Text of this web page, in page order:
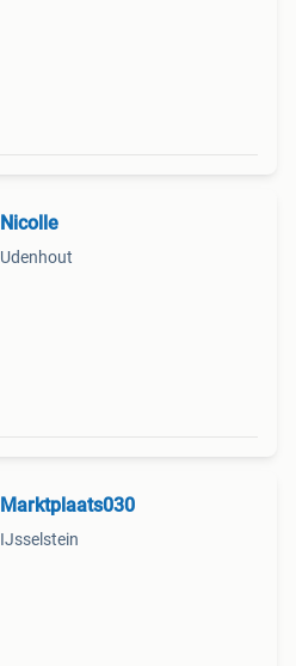
Nicolle
Udenhout
Marktplaats030
IJsselstein